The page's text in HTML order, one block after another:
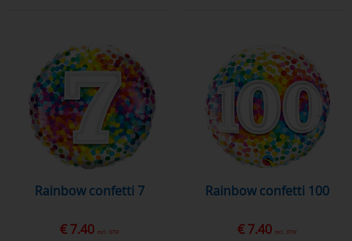
rainbow confetti 7
€ 7.40 excl. BTW
Rainbow confetti 100
€ 7.40 excl. BTW